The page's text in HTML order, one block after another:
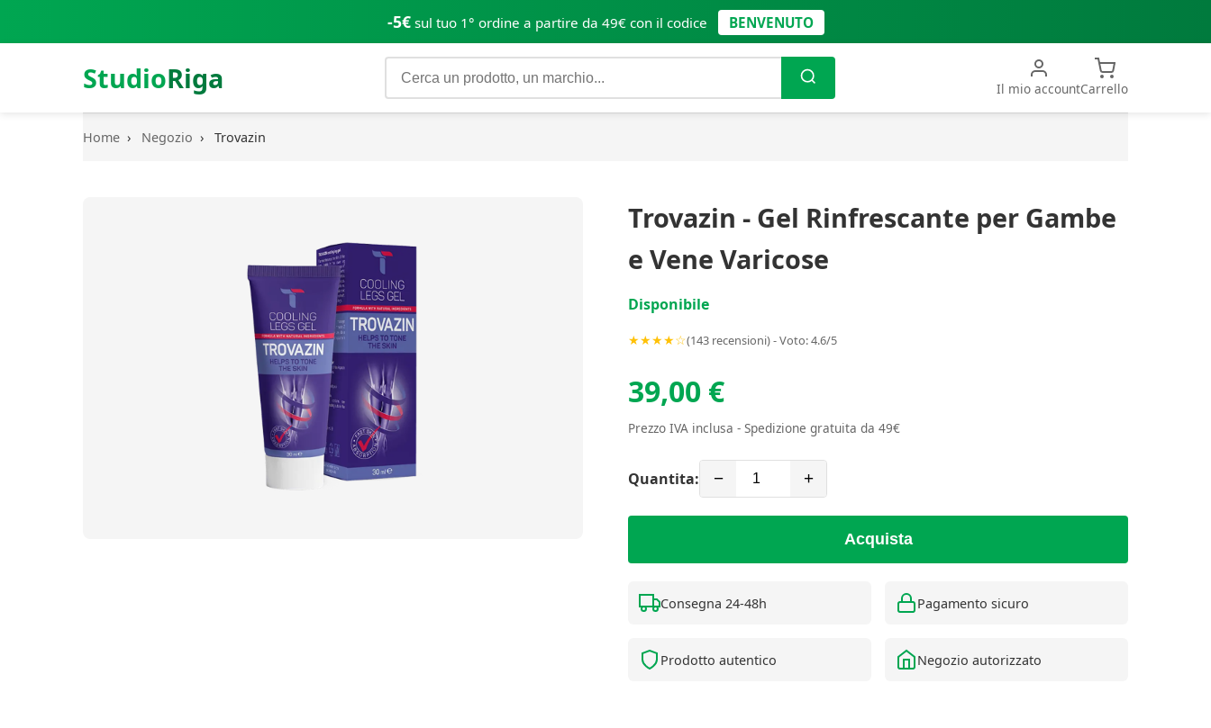
-5€sul tuo 1° ordine a partire da 49€ con il codice BENVENUTO
StudioRiga Il mio accountCarrello
Home › Negozio › Trovazin
Trovazin - Gel Rinfrescante per Gambe
e Vene Varicose
Disponibile
★★★★☆(143 recensioni) - Voto: 4.6/5
39,00 €
Prezzo IVA inclusa - Spedizione gratuita da 49€
Quantita: − +
Acquista
Consegna 24-48h Pagamento sicuro
Prodotto autentico Negozio autorizzato